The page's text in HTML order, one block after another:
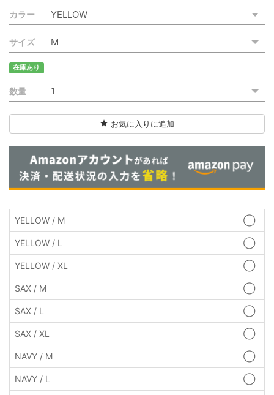
カラー
サイズ
在庫あり
数量
お気に入りに追加
YELLOW / M ◯
YELLOW / L ◯
YELLOW / XL ◯
SAX / M ◯
SAX / L ◯
SAX / XL ◯
NAVY / M ◯
NAVY / L ◯